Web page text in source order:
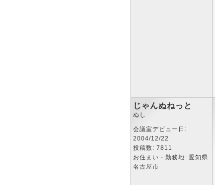
じゃんぬねっと
ぬし
会議室デビュー日:
2004/12/22
投稿数: 7811
お住まい・勤務地: 愛知県
名古屋市